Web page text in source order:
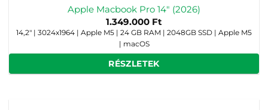
Apple Macbook Pro 14″ (2026)
1.349.000 Ft
14,2" | 3024x1964 | Apple M5 | 24 GB RAM | 2048GB SSD | Apple M5
| macOS
RÉSZLETEK